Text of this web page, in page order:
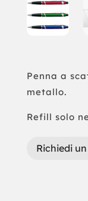
Penna a
metallo.
Refill solo
Richiedi